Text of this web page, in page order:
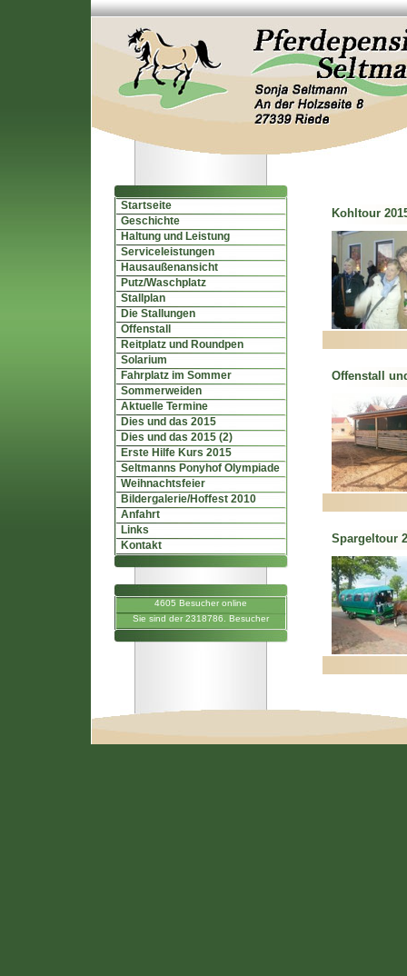
Startseite
Geschichte
Haltung und Leistung
Serviceleistungen
Hausaußenansicht
Putz/Waschplatz
Stallplan
Die Stallungen
Offenstall
Reitplatz und Roundpen
Solarium
Fahrplatz im Sommer
Sommerweiden
Aktuelle Termine
Dies und das 2015
Dies und das 2015 (2)
Erste Hilfe Kurs 2015
Seltmanns Ponyhof Olympiade
Weihnachtsfeier
Bildergalerie/Hoffest 2010
Anfahrt
Links
Kontakt
4605 Besucher online
Sie sind der 2318786. Besucher
Kohltour
Offenstall
Spargeltour